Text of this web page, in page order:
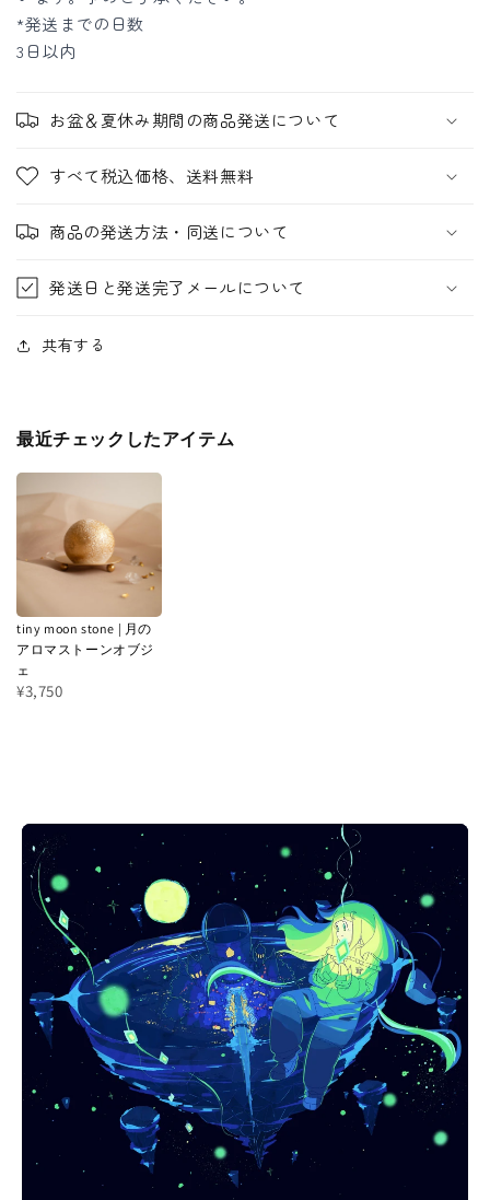
*発送までの日数
3日以内
お盆＆夏休み期間の商品発送について
すべて税込価格、送料無料
商品の発送方法・同送について
発送日と発送完了メールについて
共有する
最近チェックしたアイテム
tiny moon stone | 月の
アロマストーンオブジ
ェ
¥3,750